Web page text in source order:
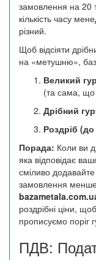
замовлення на 20
кількість часу
різний.
Щоб відсіяти
на «метушню»,
Великий
(та сама, що
Дрібний
Роздріб
Порада: Коли ви
яка відповідає
сміливо
замовлення
роздрібні ціни,
прописуємо поріг
ПДВ: